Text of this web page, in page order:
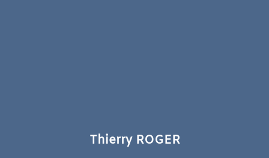
Thierry ROGER